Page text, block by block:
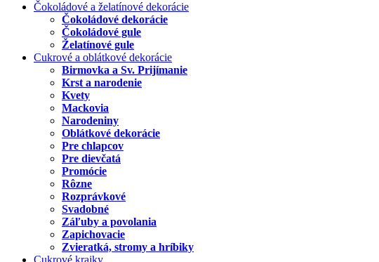
Čokoládové a želatínové dekorácie
Čokoládové dekorácie
Čokoládové gule
Želatínové gule
Cukrové a oblátkové dekorácie
Birmovka a Sv. Prijímanie
Krst a narodenie
Kvety
Mackovia
Narodeniny
Oblátkové dekorácie
Pre chlapcov
Pre dievčatá
Promócie
Rôzne
Rozprávkové
Svadobné
Záľuby a povolania
Zapichovacie
Zvieratká, stromy a hríbiky
Cukrové krajky